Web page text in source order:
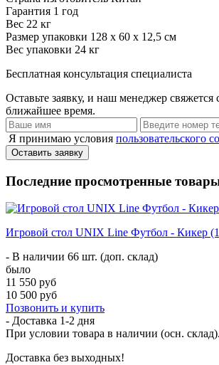
Гарантия 1 год
Вес 22 кг
Размер упаковки 128 х 60 х 12,5 см
Вес упаковки 24 кг
Бесплатная консультация специалиста
Оставьте заявку, и наш менеджер свяжется
ближайшее время.
Я принимаю условия пользовательского
Оставить заявку
Последние просмотренные
Игровой стол UNIX Line Футбол - Кикер
- В наличии 66 шт. (доп. склад)
было
11 550 руб
10 500 руб
Позвонить и купить
- Доставка 1-2 дня
При условии товара в наличии (осн. склад).
Доставка без выходных!